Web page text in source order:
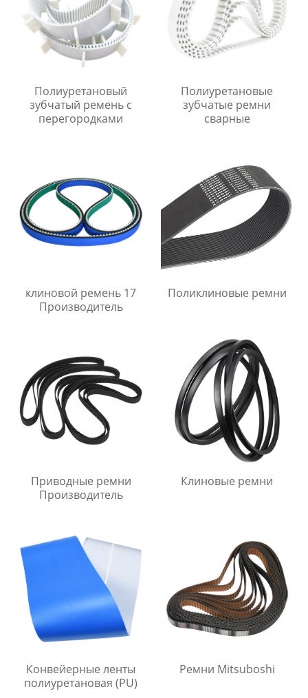
Полиуретановый
зубчатый ремень с
перегородками
Полиуретановые
зубчатые ремни
сварные
клиновой ремень 17
Производитель
Поликлиновые ремни
Приводные ремни
Производитель
Клиновые ремни
Конвейерные ленты
полиуретановая (PU)
Ремни Mitsuboshi